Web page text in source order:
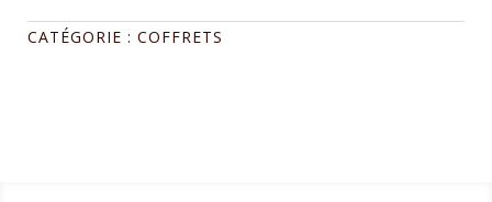
Rouge
profond
CATÉGORIE : COFFRETS